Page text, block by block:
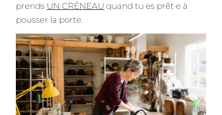
prends UN CRÉNEAU quand tu es prêt·e à
pousser la porte.